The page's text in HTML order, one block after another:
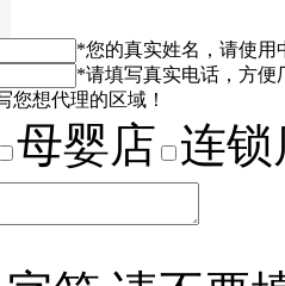
*您的真实姓名，请使用
*请填写真实电话，方便
您想代理的区域！
母婴店 连锁